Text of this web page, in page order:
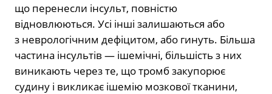
що перенесли інсульт, повністю
відновлюються. Усі інші залишаються або
з неврологічним дефіцитом, або гинуть. Більша
частина інсультів — ішемічні, більшість з них
виникають через те, що тромб закупорює
судину і викликає ішемію мозкової тканини,